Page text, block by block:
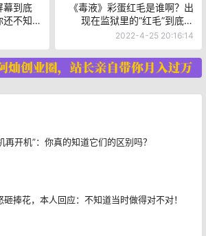
幕到底
还不知
《毒液》彩蛋红毛是谁啊？出
现在监狱里的“红毛”到底是
谁？
2022-4-25 20:16:14
再开机”：你真的知道它们的区别吗？
捧花，本人回应：不知道当时做得对不对！